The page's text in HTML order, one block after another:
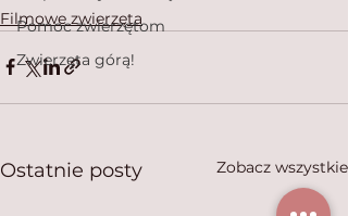
Pomoc zwierzętom
Zwierzęta górą!
Filmowe zwierzęta
Ostatnie posty Zobacz wszystkie